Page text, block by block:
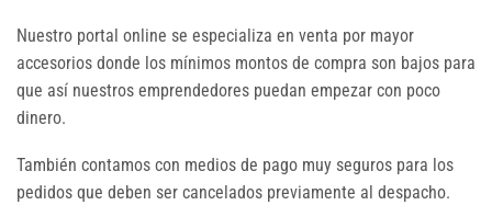
Nuestro portal online se especializa en venta por mayor
accesorios donde los mínimos montos de compra son bajos para
que así nuestros emprendedores puedan empezar con poco
dinero.
También contamos con medios de pago muy seguros para los
pedidos que deben ser cancelados previamente al despacho.